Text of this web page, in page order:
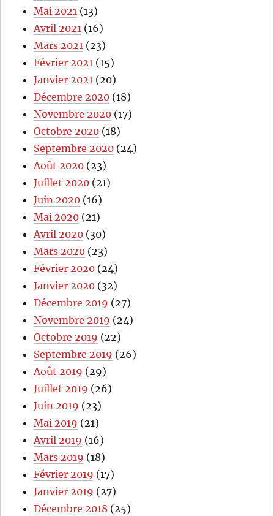
Mai 2021 (13)
Avril 2021 (16)
Mars 2021 (23)
Février 2021 (15)
Janvier 2021 (20)
Décembre 2020 (18)
Novembre 2020 (17)
Octobre 2020 (18)
Septembre 2020 (24)
Août 2020 (23)
Juillet 2020 (21)
Juin 2020 (16)
Mai 2020 (21)
Avril 2020 (30)
Mars 2020 (23)
Février 2020 (24)
Janvier 2020 (32)
Décembre 2019 (27)
Novembre 2019 (24)
Octobre 2019 (22)
Septembre 2019 (26)
Août 2019 (29)
Juillet 2019 (26)
Juin 2019 (23)
Mai 2019 (21)
Avril 2019 (16)
Mars 2019 (18)
Février 2019 (17)
Janvier 2019 (27)
Décembre 2018 (25)